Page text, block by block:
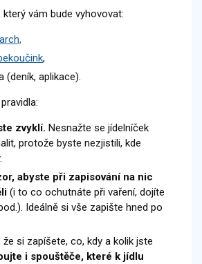
vám bude vyhovovat:
,
(deník, aplikace).
zvyklí. Nesnažte se jídelníček
protože byste nezjistili, kde
abyste při zapisování na nic
(i to co ochutnáte při vaření, dojíte
Ideálně si vše zapište hned po
si zapíšete, co, kdy a kolik jste
i spouštěče, které k jídlu